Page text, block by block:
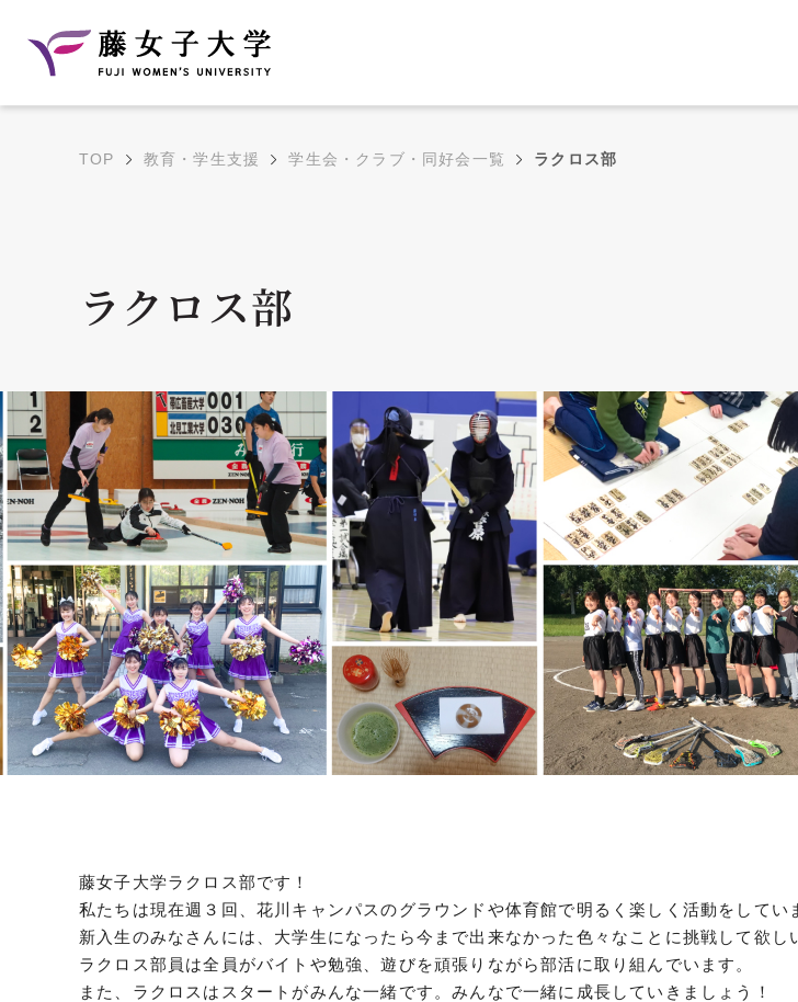
大学院の教育目的
ス概要
花川キャンパス無料ス
クールバス
３Dパノラマビュー
ュール
広報活動
プレスリリース
広告掲載
取材・撮影依頼
メディア出演・掲載
シンボルマーク・校章
大学へのご支援につ
いて
税制上の優遇措置
相続財産によるご寄付
遺贈寄付について
情報公開
学則
自己点検・評価 教職員採用情報
TOP 教育・学生支援 学生会・クラブ・同好会一覧 ラクロス部
ラクロス部
藤女子大学ラクロス部です！
私たちは現在週３回、花川キャンパスのグラウンドや体育館で明るく楽しく活動をしてい
新入生のみなさんには、大学生になったら今まで出来なかった色々なことに挑戦して欲し
ラクロス部員は全員がバイトや勉強、遊びを頑張りながら部活に取り組んでいます。
また、ラクロスはスタートがみんな一緒です。みんなで一緒に成長していきましょう！